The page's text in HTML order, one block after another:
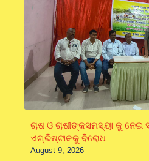
ଚାଷ ଓ ଚାଷୀଙ୍କସମସ୍ୟା କୁ ନେଇ
ଏଗ୍ରିଷ୍ଟାକକୁ ବିରୋଧ
August 9, 2026